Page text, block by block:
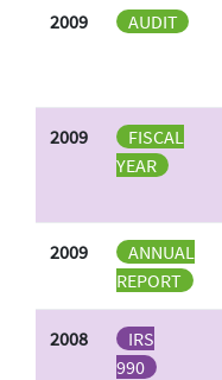
2009 AUDIT
2009
FISCAL
YEAR
2009
ANNUAL
REPORT
2008
IRS
990